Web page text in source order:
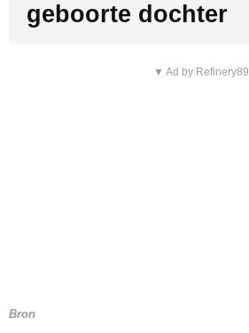
geboorte dochter
▼ Ad by Refinery89
Bron